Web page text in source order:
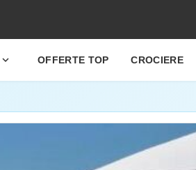
expand_more OFFERTE TOP CROCIERE